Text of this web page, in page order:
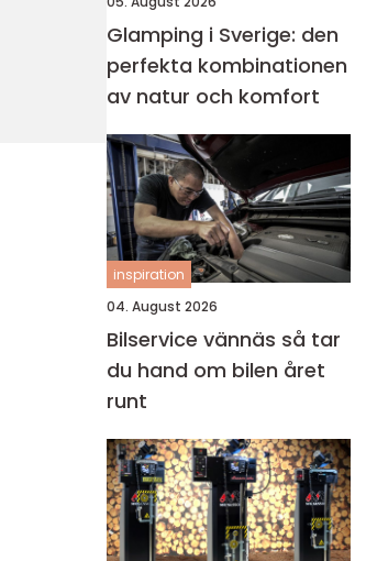
Glamping i Sverige: den
perfekta kombinationen
av natur och komfort
inspiration
04. August 2026
Bilservice vännäs så tar
du hand om bilen året
runt